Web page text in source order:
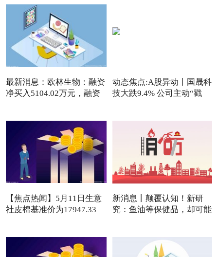
最新消息：欧林生物：融资
净买入5104.02万元，融资
动态焦点:A股异动丨国晟科
技大跌9.4% 公司主动“戳
【焦点热闻】5月11日生意
社皮棉基准价为17947.33
新消息丨颠覆认知！新研
究：鱼油等保健品，却可能